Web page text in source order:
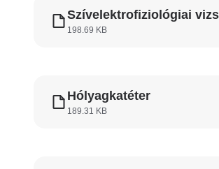
Szívelektrofiziológiai
198.69 KB
Hólyagkatéter
189.31 KB